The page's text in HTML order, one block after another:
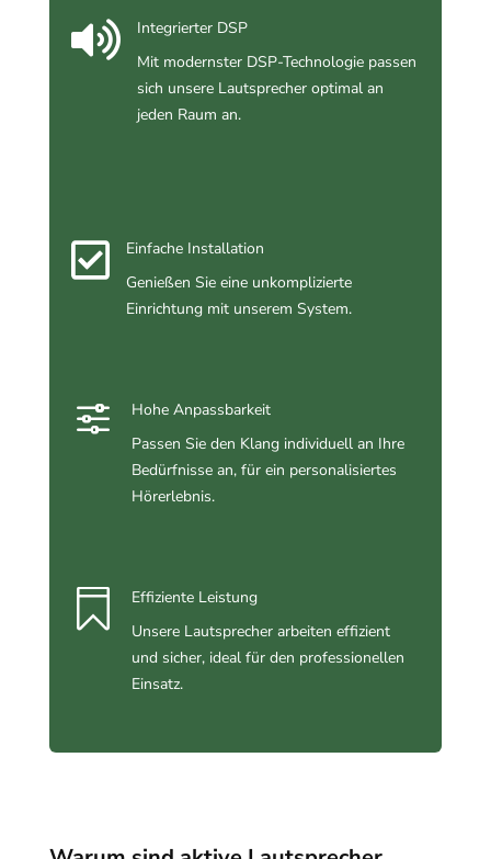

Integrierter DSP
Mit modernster DSP-Technologie passen
sich unsere Lautsprecher optimal an
jeden Raum an.

Einfache Installation
Genießen Sie eine unkomplizierte
Einrichtung mit unserem System.
f
Hohe Anpassbarkeit
Passen Sie den Klang individuell an Ihre
Bedürfnisse an, für ein personalisiertes
Hörerlebnis.

Effiziente Leistung
Unsere Lautsprecher arbeiten effizient
und sicher, ideal für den professionellen
Einsatz.